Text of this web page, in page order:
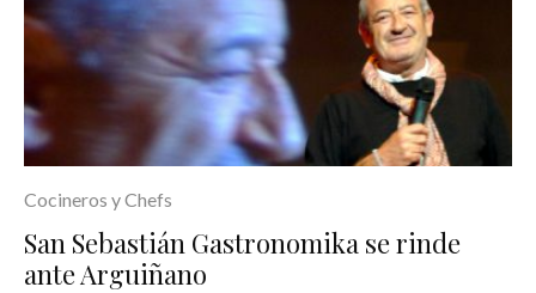
Cocineros y Chefs
San Sebastián Gastronomika se rinde
ante Arguiñano